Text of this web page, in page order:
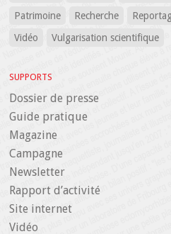
Patrimoine
Recherche
Vidéo
Vulgarisation scientifique
SUPPORTS
Dossier de presse
Guide pratique
Magazine
Campagne
Newsletter
Rapport d’activité
Site internet
Vidéo